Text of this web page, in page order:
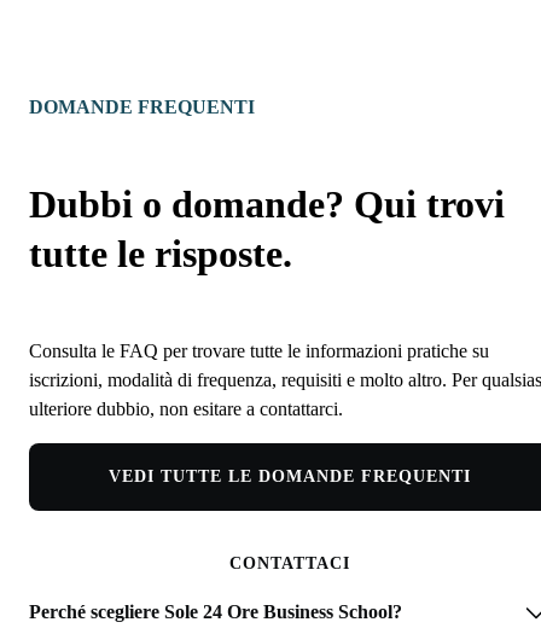
DOMANDE FREQUENTI
Dubbi o domande? Qui trovi
tutte le risposte.
Consulta le FAQ per trovare tutte le informazioni pratiche su
iscrizioni, modalità di frequenza, requisiti e molto altro. Per
ulteriore dubbio, non esitare a contattarci.
VEDI TUTTE LE DOMANDE FREQUENTI
CONTATTACI
Perché scegliere Sole 24 Ore Business School?